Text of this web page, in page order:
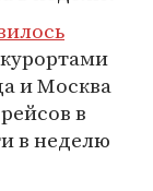
и Москва
в
в неделю